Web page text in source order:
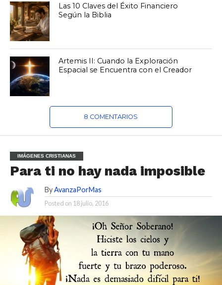
Las 10 Claves del Éxito Financiero
Según la Biblia
Artemis II: Cuando la Exploración
Espacial se Encuentra con el Creador
8 COMENTARIOS
IMÁGENES CRISTIANAS
Para ti no hay nada imposible
By AvanzaPorMas
Posted on 18 julio, 2016